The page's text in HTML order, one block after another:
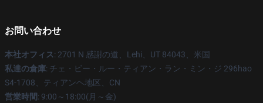
お問い合わせ
本社オフィス: 2701 N 感謝の道、Lehi、UT 84043、米国
私達の倉庫: チェ・ビー・ルー・ティアン・ラン・ミン・ジ 296hao
S4-1708、ティアンヘ地区、CN
営業時間: 9:00～18:00(月～金)